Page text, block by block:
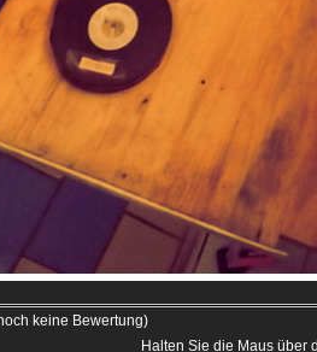
keine Bewertung)
Halten Sie die Maus über